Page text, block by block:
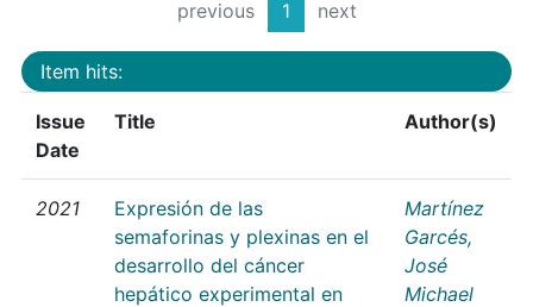
previous 1 next
Item hits:
Issue
Date
Title Author(s)
2021
Expresión de las
semaforinas y plexinas en el
desarrollo del cáncer
hepático experimental en
Martínez
Garcés,
José
Michael